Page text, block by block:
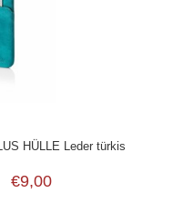
HÜLLE Leder türkis
€9,00